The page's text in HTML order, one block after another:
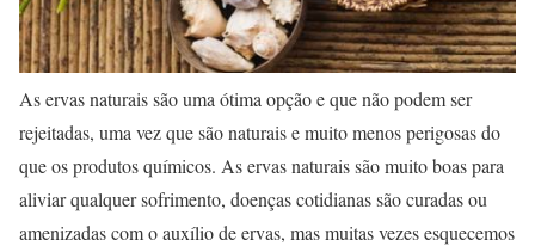
As ervas naturais são uma ótima opção e que não podem ser
rejeitadas, uma vez que são naturais e muito menos perigosas do
que os produtos químicos. As ervas naturais são muito boas para
aliviar qualquer sofrimento, doenças cotidianas são curadas ou
amenizadas com o auxílio de ervas, mas muitas vezes esquecemos